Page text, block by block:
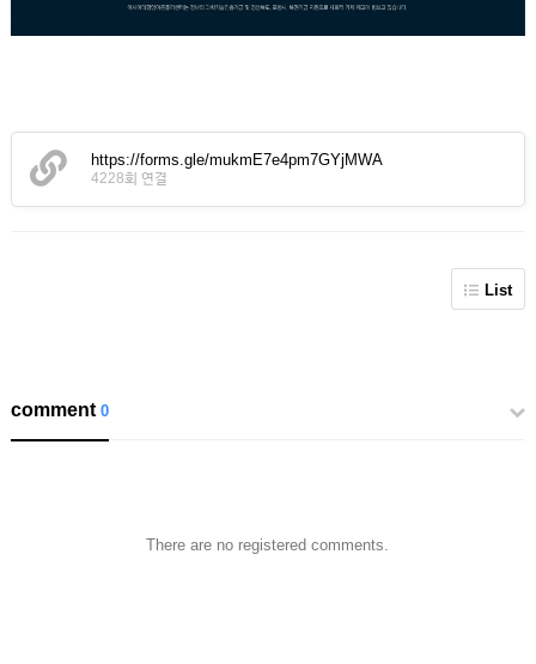
https://forms.gle/mukmE7e4pm7GYjMWA
4228회 연결
List
comment0
There are no registered comments.